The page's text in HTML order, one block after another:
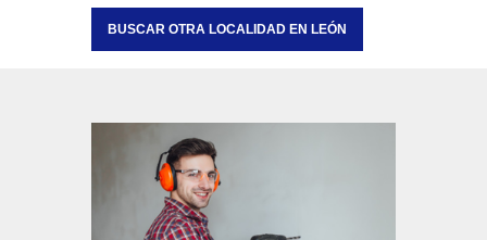
BUSCAR OTRA LOCALIDAD EN LEÓN